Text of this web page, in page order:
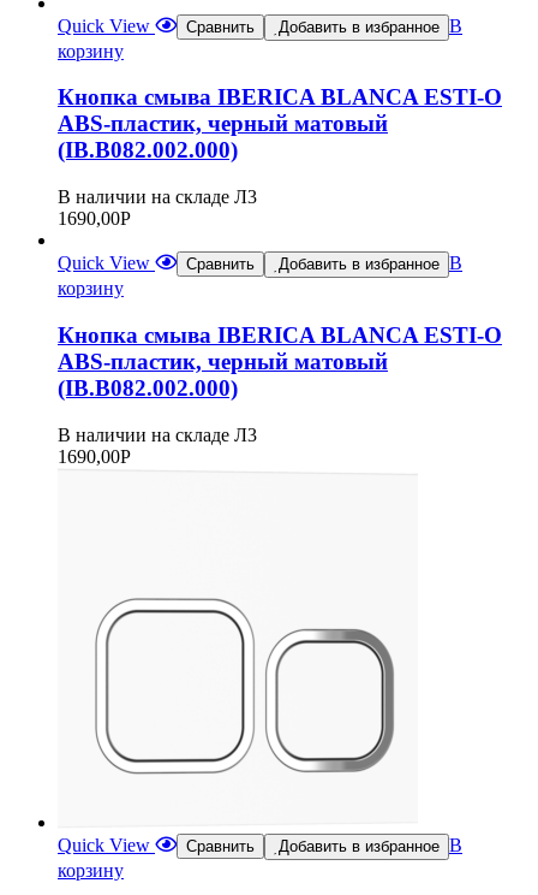
Quick View Сравнить Добавить в избранное В
корзину
Кнопка смыва IBERICA BLANCA ESTI-O
ABS-пластик, черный матовый
(IB.B082.002.000)
В наличии на складе Л3
1690,00Р
Quick View Сравнить Добавить в избранное В
корзину
Кнопка смыва IBERICA BLANCA ESTI-O
ABS-пластик, черный матовый
(IB.B082.002.000)
В наличии на складе Л3
1690,00Р
Quick View Сравнить Добавить в избранное В
корзину